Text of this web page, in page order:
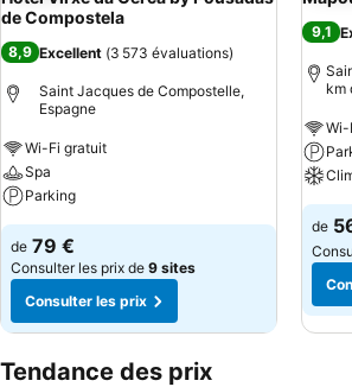
de Compostela
8,9 Excellent (3 573 évaluations)
Saint Jacques de Compostelle,
Espagne
Wi-Fi gratuit
Spa
Parking
de 79 €
Consulter les prix de 9 sites
Consulter les prix
9,1
km
Wi-
de
Tendance des prix